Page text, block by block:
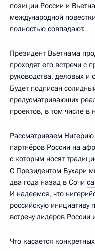
позиции России и
международной
полностью совпадают.
Президент Вьетнама
проходят его встречи с
руководства, деловых и
Будет подписан
предусматривающих
проектов, в том числе в
Рассматриваем
партнёров России на
с которым носят
С Президентом Бухари
два года назад в Сочи
И надеемся, что
российскую инициативу
встречу лидеров России
Что касается